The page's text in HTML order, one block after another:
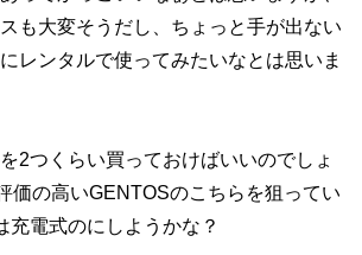
も大変そうだし、ちょっと手が出ない
レンタルで使ってみたいなとは思いま
2つくらい買っておけばいいのでしょ
価の高いGENTOSのこちらを狙ってい
充電式のにしようかな？